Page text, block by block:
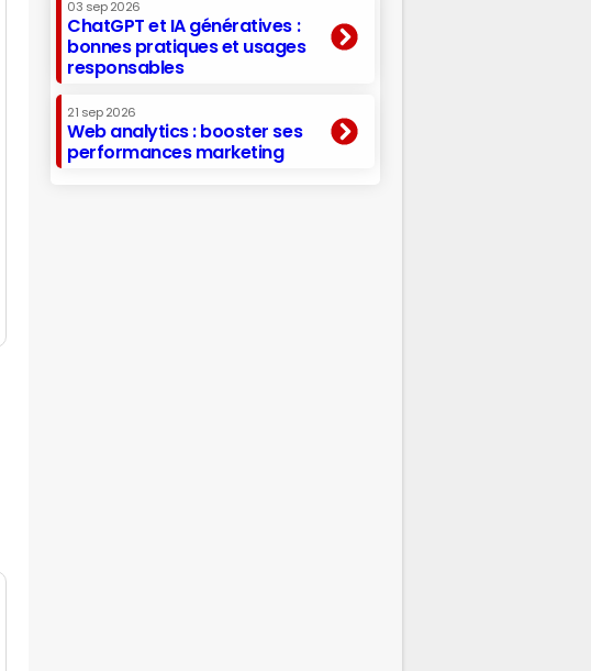
03 sep 2026
ChatGPT et IA génératives :
bonnes pratiques et usages
responsables
21 sep 2026
Web analytics : booster ses
performances marketing